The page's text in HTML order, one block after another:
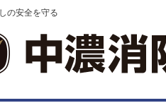
の安全を守る